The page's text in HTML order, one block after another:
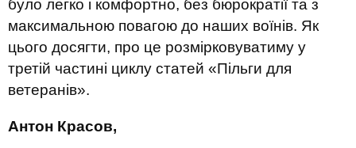
було легко і комфортно, без бюрократії та з
максимальною повагою до наших воїнів. Як
цього досягти, про це розмірковуватиму у
третій частині циклу статей «Пільги для
ветеранів».
Антон Красов,